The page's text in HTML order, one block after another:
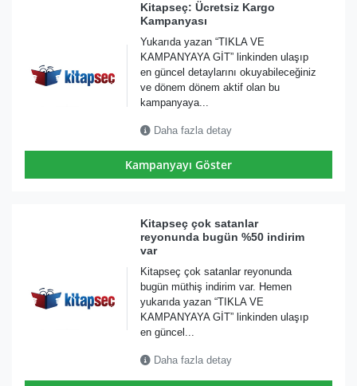
Kitapseç: Ücretsiz Kargo
Kampanyası
Yukarıda yazan “TIKLA VE
KAMPANYAYA GİT” linkinden ulaşıp
en güncel detaylarını okuyabileceğiniz
ve dönem dönem aktif olan bu
kampanyaya...
Daha fazla detay
Kampanyayı Göster
Kitapseç çok satanlar
reyonunda bugün %50 indirim
var
Kitapseç çok satanlar reyonunda
bugün müthiş indirim var. Hemen
yukarıda yazan “TIKLA VE
KAMPANYAYA GİT” linkinden ulaşıp
en güncel...
Daha fazla detay